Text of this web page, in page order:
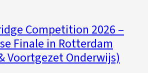
Competition 2026 –
Finale in Rotterdam
Voortgezet Onderwijs)